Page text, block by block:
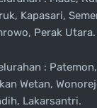
Kapasari,
Perak Utara.
:
Wetan,
Lakarsantri.